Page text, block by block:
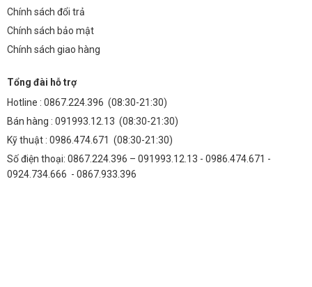
Chính sách đổi trả
Chính sách bảo mật
Chính sách giao hàng
Tổng đài hỗ trợ
Hotline : 0867.224.396 (08:30-21:30)
Bán hàng : 091993.12.13 (08:30-21:30)
Kỹ thuật : 0986.474.671 (08:30-21:30)
Số điện thoại: 0867.224.396 – 091993.12.13 - 0986.474.671 -
0924.734.666 - 0867.933.396